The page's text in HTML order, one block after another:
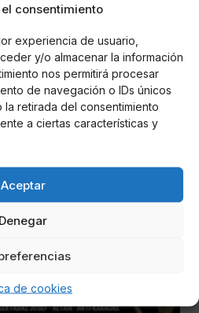
consentimiento
experiencia de usuario,
y/o almacenar la información
nos permitirá procesar
de navegación o IDs únicos
la retirada del consentimiento
a ciertas características y
Aceptar
Denegar
de cookies
gira de 50 aniversario a